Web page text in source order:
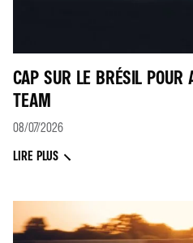
CAP SUR LE BRÉSIL POUR
TEAM
08/07/2026
LIRE PLUS